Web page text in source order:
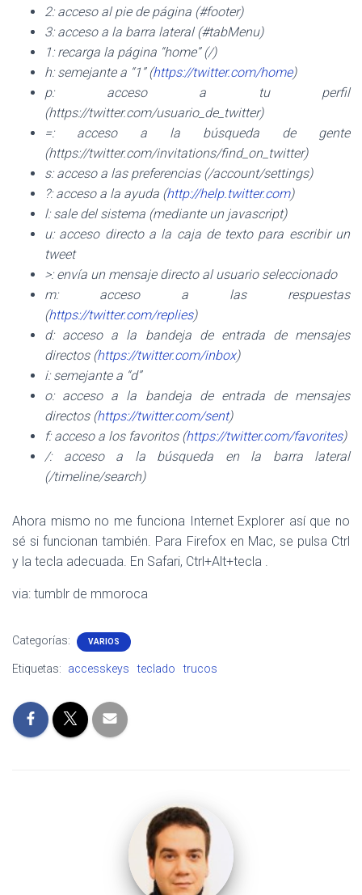
2: acceso al pie de página (#footer)
3: acceso a la barra lateral (#tabMenu)
1: recarga la página “home” (/)
h: semejante a “1” (https://twitter.com/home)
p: acceso a tu perfil
(https://twitter.com/usuario_de_twitter)
=: acceso a la búsqueda de gente
(https://twitter.com/invitations/find_on_twitter)
s: acceso a las preferencias (/account/settings)
?: acceso a la ayuda (http://help.twitter.com)
l: sale del sistema (mediante un javascript)
u: acceso directo a la caja de texto para escribir un
tweet
>: envía un mensaje directo al usuario seleccionado
m: acceso a las respuestas
(https://twitter.com/replies)
d: acceso a la bandeja de entrada de mensajes
directos (https://twitter.com/inbox)
i: semejante a “d”
o: acceso a la bandeja de entrada de mensajes
directos (https://twitter.com/sent)
f: acceso a los favoritos (https://twitter.com/favorites)
/: acceso a la búsqueda en la barra lateral
(/timeline/search)
Ahora mismo no me funciona Internet Explorer así que no
sé si funcionan también. Para Firefox en Mac, se pulsa Ctrl
y la tecla adecuada. En Safari, Ctrl+Alt+tecla .
via: tumblr de mmoroca
Categorías: VARIOS
Etiquetas: accesskeys teclado trucos